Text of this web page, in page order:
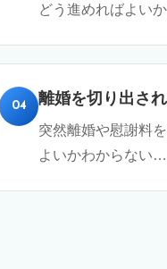
どう進めればよい
04 離婚を切り出さ
突然離婚や慰謝料
よいかわからない…